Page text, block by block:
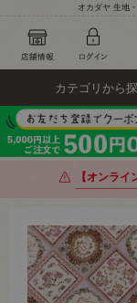
オカダヤ 生地
カテゴリから
【オンラ